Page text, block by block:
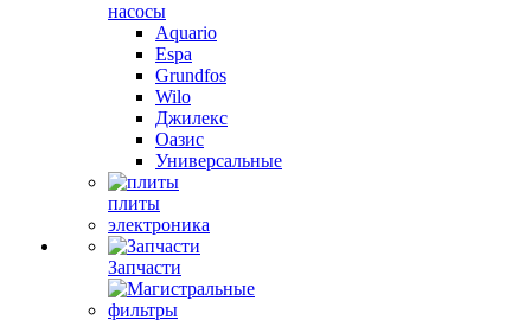
насосы
Aquario
Espa
Grundfos
Wilo
Джилекс
Оазис
Универсальные
плиты
электроника
Запчасти